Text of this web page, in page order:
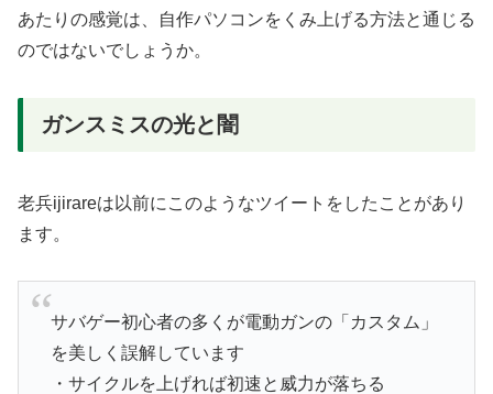
あたりの感覚は、自作パソコンをくみ上げる方法と通じる
のではないでしょうか。
ガンスミスの光と闇
老兵ijirareは以前にこのようなツイートをしたことがあり
ます。
サバゲー初心者の多くが電動ガンの「カスタム」
を美しく誤解しています
・サイクルを上げれば初速と威力が落ちる